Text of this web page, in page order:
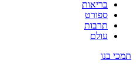
בריאות
ספורט
תרבות
עולם
תמכי בנו